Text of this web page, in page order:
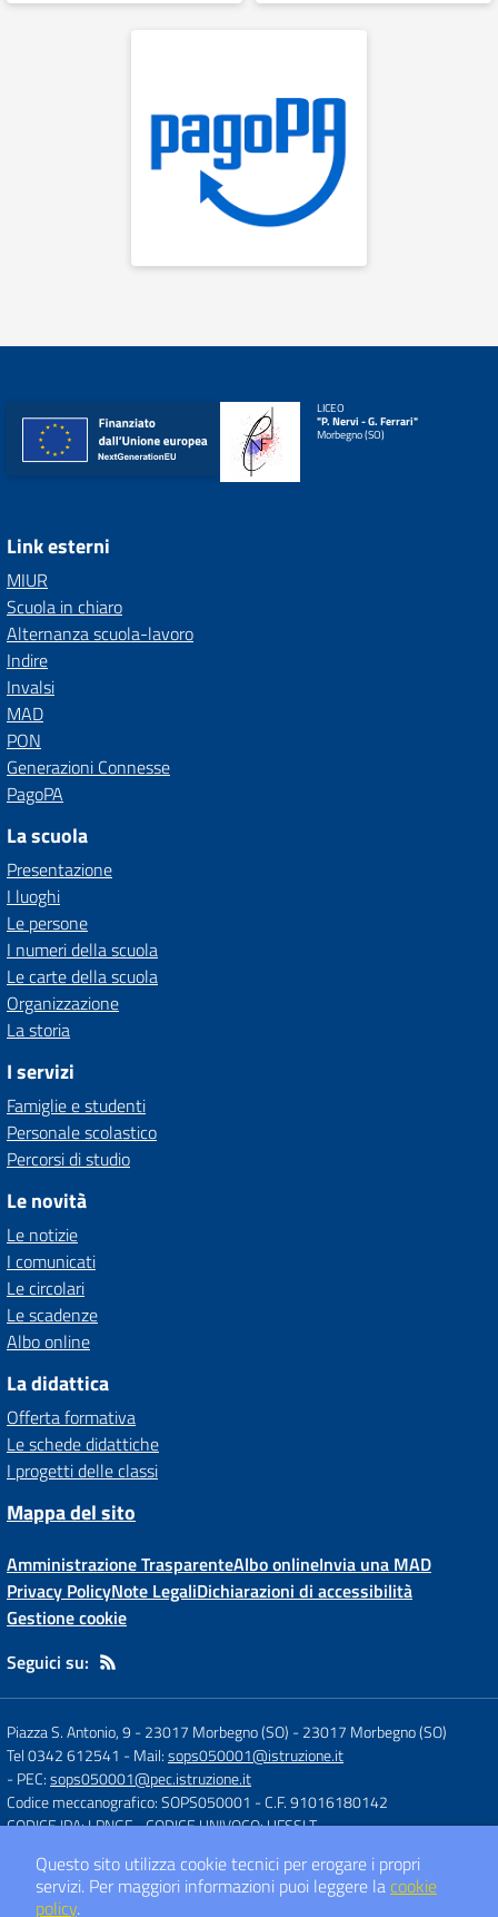
LICEO
"P. Nervi - G. Ferrari"
Morbegno (SO)
Link esterni
MIUR
Scuola in chiaro
Alternanza scuola-lavoro
Indire
Invalsi
MAD
PON
Generazioni Connesse
PagoPA
La scuola
Presentazione
I luoghi
Le persone
I numeri della scuola
Le carte della scuola
Organizzazione
La storia
I servizi
Famiglie e studenti
Personale scolastico
Percorsi di studio
Le novità
Le notizie
I comunicati
Le circolari
Le scadenze
Albo online
La didattica
Offerta formativa
Le schede didattiche
I progetti delle classi
Mappa del sito
Amministrazione TrasparenteAlbo onlineInvia una MAD
Privacy PolicyNote LegaliDichiarazioni di accessibilità
Gestione cookie
Seguici su:
Piazza S. Antonio, 9 - 23017 Morbegno (SO) -23017 Morbegno (SO)
Tel 0342 612541 - Mail:sops050001@istruzione.it
- PEC:sops050001@pec.istruzione.it
Codice meccanografico: SOPS050001 - C.F. 91016180142
CODICE IPA: LPNGF- CODICE UNIVOCO: UFSSLT
Concept & Design by
Designers Italia
Questo sito utilizza cookie tecnici per erogare i propri
servizi. Per maggiori informazioni puoi leggere lacookie
policy.